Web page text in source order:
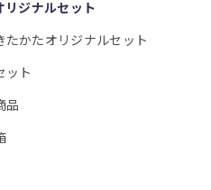
リジナルセット
たかたオリジナルセット
ット
品